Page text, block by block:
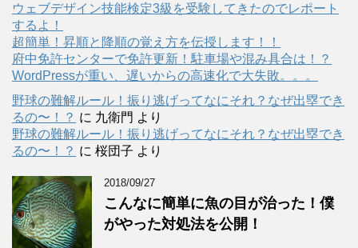
ウェブデザイン技能検定3級を受験してきたのでレポート
するよ！
超簡単！昇順と降順の覚え方を伝授します！！
府中免許センターで免許更新！駐車場や混み具合は！？
WordPressが重い、遅いからの高速化で大失敗。。。
野球の難解ルール！振り逃げってなにそれ？なぜ出塁でき
るの〜！？ に 九衛門 より
野球の難解ルール！振り逃げってなにそれ？なぜ出塁でき
るの〜！？ に 桜団子 より
2018/09/27
こんなに簡単に魚の目が治った！僕
がやった対処法を公開！